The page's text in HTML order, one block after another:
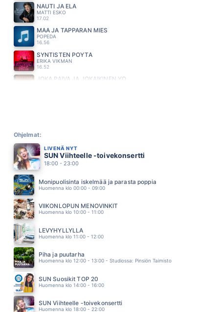
NAUTI JA ELÄ
MATTI ESKO
17.02
MÄÄ JA TAPPARAN MIES
POPEDA
16.56
SYNTISTEN PÖYTÄ
ERIKA VIKMAN
16.52
JOKA PÄIVÄ JA JOKAIKINEN YÖ
PIENIMAKI EILA
TAIVAASSA PERSEET TERVATAAN
EPPU NORMAALI
16.28
JANNE HURME
16.11
Q.STONE
16.06
HUGO
16.01
EPPU NORMAALI
15.54
JUKKA KUOPPAMÄKI
15.49
LAURI TÄHKÄ
15.45
Ohjelmat:
LIVENÄ NYT
SUN Viihteelle -toivekonsertti
18:00 - 23:00
Monipuolisinta iskelmää ja parasta poppia
Huomenna klo 00:00 - 09:00
VIIKONLOPUN MENOVINKIT
Huomenna klo 10:00 - 11:00
LEVYHYLLYLLÄ
Huomenna klo 11:00 - 12:00
Piha ja puutarha
Huomenna klo 12:00 - 13:00 - Studiossa: Pinsiön Taimisto
SUN Suosikit TOP 20
Huomenna klo 14:00 - 16:00
SUN Viihteelle -toivekonsertti
Huomenna klo 18:00 - 22:00